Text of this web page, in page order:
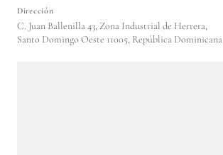
Dirección
C. Juan Ballenilla 43, Zona Industrial de Herrera,
Santo Domingo Oeste 11005, República Dominicana